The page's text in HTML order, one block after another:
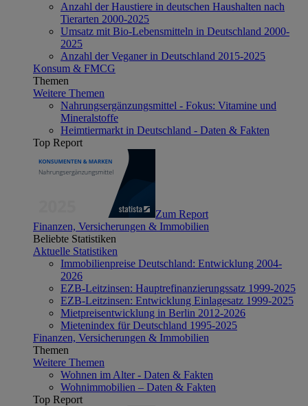
Anzahl der Haustiere in deutschen Haushalten nach
Tierarten 2000-2025
Umsatz mit Bio-Lebensmitteln in Deutschland 2000-
2025
Anzahl der Veganer in Deutschland 2015-2025
Konsum & FMCG
Themen
Weitere Themen
Nahrungsergänzungsmittel - Fokus: Vitamine und
Mineralstoffe
Heimtiermarkt in Deutschland - Daten & Fakten
Top Report
Zum Report
Finanzen, Versicherungen & Immobilien
Beliebte Statistiken
Aktuelle Statistiken
Immobilienpreise Deutschland: Entwicklung 2004-
2026
EZB-Leitzinsen: Hauptrefinanzierungssatz 1999-2025
EZB-Leitzinsen: Entwicklung Einlagesatz 1999-2025
Mietpreisentwicklung in Berlin 2012-2026
Mietenindex für Deutschland 1995-2025
Finanzen, Versicherungen & Immobilien
Themen
Weitere Themen
Wohnen im Alter - Daten & Fakten
Wohnimmobilien – Daten & Fakten
Top Report